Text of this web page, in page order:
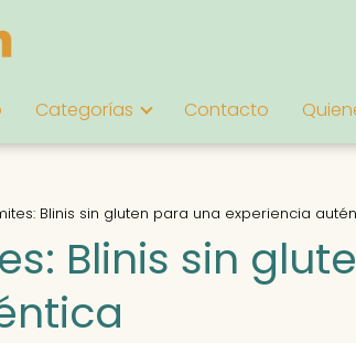
Categorías Contacto
Blinis sin gluten para una experiencia
Blinis sin